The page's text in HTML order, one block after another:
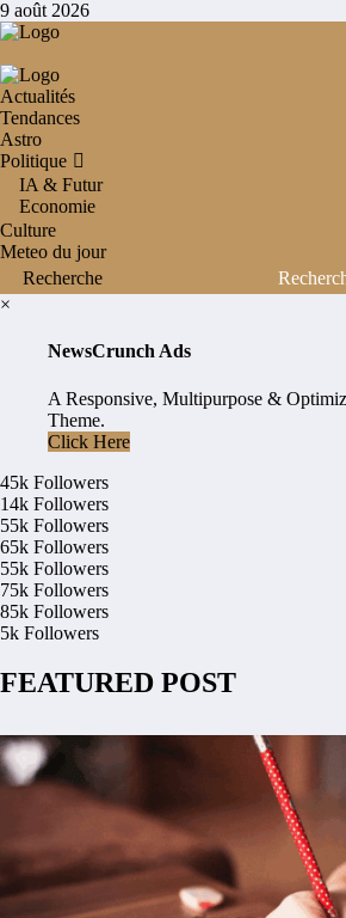
Aller
au
9 août 2026
Actualités
Tendances
Astro
Politique
IA & Futur
Economie
Culture
Meteo du jour
×
NewsCrunch Ads
A Responsive, Multipurpose &
Theme.
Click Here
45k Followers
14k Followers
55k Followers
65k Followers
55k Followers
75k Followers
85k Followers
5k Followers
FEATURED POST